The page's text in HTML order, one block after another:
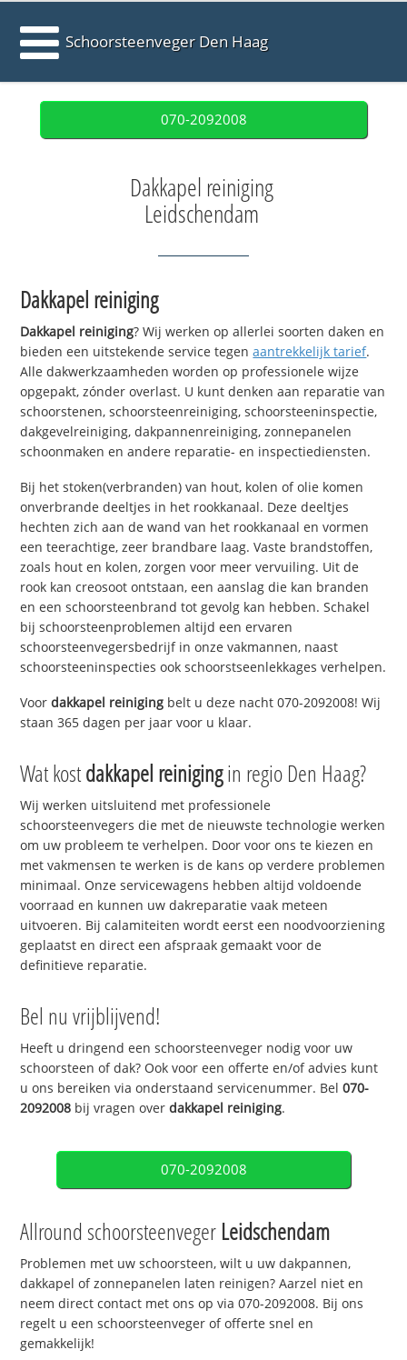
Schoorsteenveger Den Haag
070-2092008
Dakkapel reiniging
Leidschendam
Dakkapel reiniging
Dakkapel reiniging? Wij werken op allerlei soorten daken en
bieden een uitstekende service tegenaantrekkelijk tarief.
Alle dakwerkzaamheden worden op professionele wijze
opgepakt, zónder overlast. U kunt denken aan reparatie van
schoorstenen, schoorsteenreiniging, schoorsteeninspectie,
dakgevelreiniging, dakpannenreiniging, zonnepanelen
schoonmaken en andere reparatie- en inspectiediensten.
Bij het stoken(verbranden) van hout, kolen of olie komen
onverbrande deeltjes in het rookkanaal. Deze deeltjes
hechten zich aan de wand van het rookkanaal en vormen
een teerachtige, zeer brandbare laag. Vaste brandstoffen,
zoals hout en kolen, zorgen voor meer vervuiling. Uit de
rook kan creosoot ontstaan, een aanslag die kan branden
en een schoorsteenbrand tot gevolg kan hebben. Schakel
bij schoorsteenproblemen altijd een ervaren
schoorsteenvegersbedrijf in onze vakmannen, naast
schoorsteeninspecties ook schoorstseenlekkages verhelpen.
Voordakkapel reiniging belt u deze nacht 070-2092008! Wij
staan 365 dagen per jaar voor u klaar.
Wat kostdakkapel reinigingin regio Den Haag?
Wij werken uitsluitend met professionele
schoorsteenvegers die met de nieuwste technologie werken
om uw probleem te verhelpen. Door voor ons te kiezen en
met vakmensen te werken is de kans op verdere problemen
minimaal. Onze servicewagens hebben altijd voldoende
voorraad en kunnen uw dakreparatie vaak meteen
uitvoeren. Bij calamiteiten wordt eerst een noodvoorziening
geplaatst en direct een afspraak gemaakt voor de
definitieve reparatie.
Bel nu vrijblijvend!
Heeft u dringend een schoorsteenveger nodig voor uw
schoorsteen of dak? Ook voor een offerte en/of advies kunt
u ons bereiken via onderstaand servicenummer. Bel070-
2092008 bij vragen overdakkapel reiniging.
070-2092008
Allround schoorsteenveger Leidschendam
Problemen met uw schoorsteen, wilt u uw dakpannen,
dakkapel of zonnepanelen laten reinigen? Aarzel niet en
neem direct contact met ons op via 070-2092008. Bij ons
regelt u een schoorsteenveger of offerte snel en
gemakkelijk!